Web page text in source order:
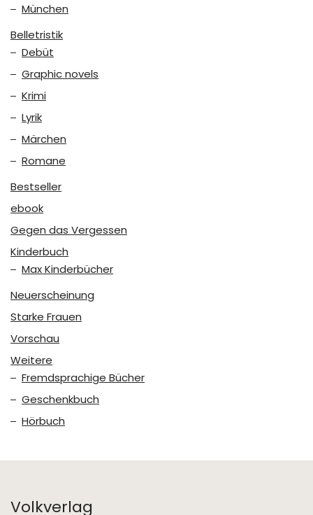
München
Belletristik
Debüt
Graphic novels
Krimi
Lyrik
Märchen
Romane
Bestseller
ebook
Gegen das Vergessen
Kinderbuch
Max Kinderbücher
Neuerscheinung
Starke Frauen
Vorschau
Weitere
Fremdsprachige Bücher
Geschenkbuch
Hörbuch
Volkverlag